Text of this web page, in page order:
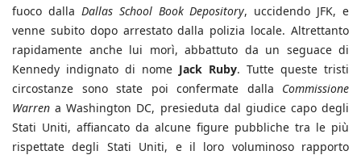
fuoco dalla Dallas School Book Depository, uccidendo JFK, e
venne subito dopo arrestato dalla polizia locale. Altrettanto
rapidamente anche lui morì, abbattuto da un seguace di
Kennedy indignato di nome Jack Ruby. Tutte queste tristi
circostanze sono state poi confermate dalla Commissione
Warren a Washington DC, presieduta dal giudice capo degli
Stati Uniti, affiancato da alcune figure pubbliche tra le più
rispettate degli Stati Uniti, e il loro voluminoso rapporto